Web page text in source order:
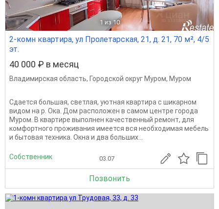
1 из 10
2-комн квартира, ул Пролетарская, 21, д. 21, 70 м², 4/5
эт.
40 000 ₽ в месяц
Владимирская область, Городской округ Муром, Муром
Сдается большая, светлая, уютная квартира с шикарном
видом на р. Ока. Дом расположен в самом центре города
Муром. В квартире выполнен качественный ремонт, для
комфортного проживания имеется вся необходимая мебель
и бытовая техника. Окна и два больших...
Собственник 03.07
Позвонить